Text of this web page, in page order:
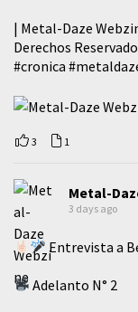
| Metal-Daze
Derechos
#cronica
3 1
Metal-
3 days ago
Entrevista a
Adelanto N° 2